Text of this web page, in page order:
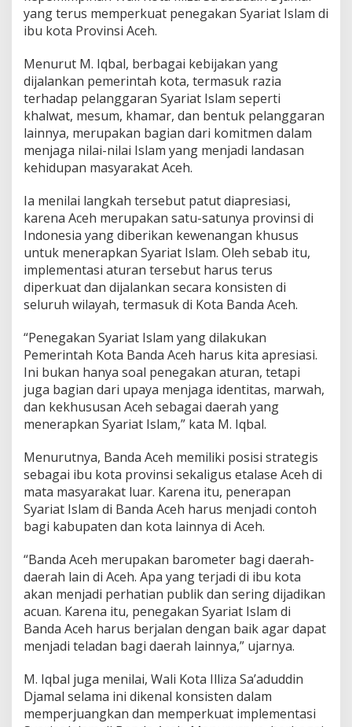
yang terus memperkuat penegakan Syariat Islam di
ibu kota Provinsi Aceh.
Menurut M. Iqbal, berbagai kebijakan yang
dijalankan pemerintah kota, termasuk razia
terhadap pelanggaran Syariat Islam seperti
khalwat, mesum, khamar, dan bentuk pelanggaran
lainnya, merupakan bagian dari komitmen dalam
menjaga nilai-nilai Islam yang menjadi landasan
kehidupan masyarakat Aceh.
Ia menilai langkah tersebut patut diapresiasi,
karena Aceh merupakan satu-satunya provinsi di
Indonesia yang diberikan kewenangan khusus
untuk menerapkan Syariat Islam. Oleh sebab itu,
implementasi aturan tersebut harus terus
diperkuat dan dijalankan secara konsisten di
seluruh wilayah, termasuk di Kota Banda Aceh.
“Penegakan Syariat Islam yang dilakukan
Pemerintah Kota Banda Aceh harus kita apresiasi.
Ini bukan hanya soal penegakan aturan, tetapi
juga bagian dari upaya menjaga identitas, marwah,
dan kekhususan Aceh sebagai daerah yang
menerapkan Syariat Islam,” kata M. Iqbal.
Menurutnya, Banda Aceh memiliki posisi strategis
sebagai ibu kota provinsi sekaligus etalase Aceh di
mata masyarakat luar. Karena itu, penerapan
Syariat Islam di Banda Aceh harus menjadi contoh
bagi kabupaten dan kota lainnya di Aceh.
“Banda Aceh merupakan barometer bagi daerah-
daerah lain di Aceh. Apa yang terjadi di ibu kota
akan menjadi perhatian publik dan sering dijadikan
acuan. Karena itu, penegakan Syariat Islam di
Banda Aceh harus berjalan dengan baik agar dapat
menjadi teladan bagi daerah lainnya,” ujarnya.
M. Iqbal juga menilai, Wali Kota Illiza Sa’aduddin
Djamal selama ini dikenal konsisten dalam
memperjuangkan dan memperkuat implementasi